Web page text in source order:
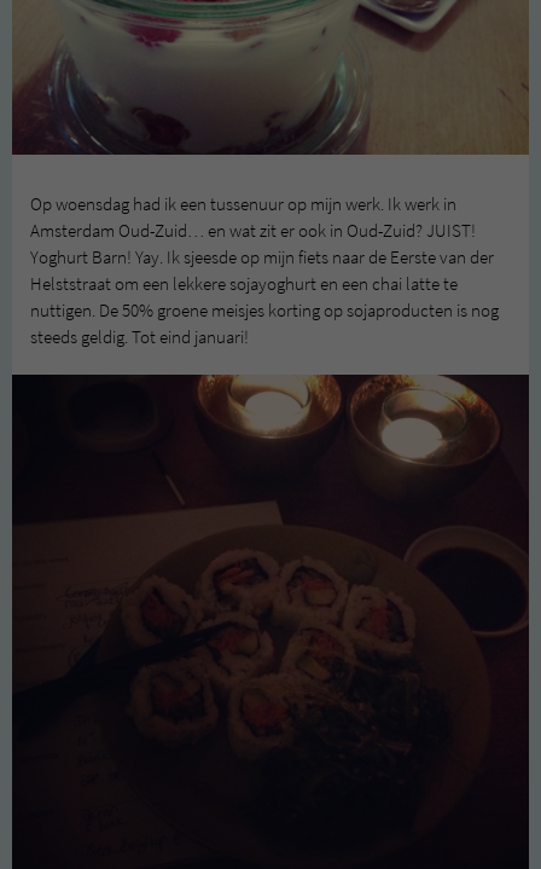
Op woensdag had ik een tussenuur op mijn werk. Ik werk in
Amsterdam Oud-Zuid… en wat zit er ook in Oud-Zuid? JUIST!
Yoghurt Barn! Yay. Ik sjeesde op mijn fiets naar de Eerste van der
Helststraat om een lekkere sojayoghurt en een chai latte te
nuttigen. De 50% groene meisjes korting op sojaproducten is nog
steeds geldig. Tot eind januari!